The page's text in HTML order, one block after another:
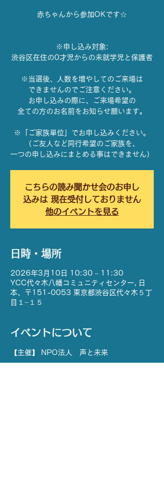
赤ちゃんから参加OKです☆
※申し込み対象:
渋谷区在住の0才児からの未就学児と保護者
※当選後、人数を増やしてのご来場は
できませんのでご注意ください。
お申し込みの際に、ご来場希望の
全ての方のお名前をお知らせ願います。
※「ご家族単位」でお申し込みください。
（ご友人など同行希望のご家族を、
一つの申し込みにまとめる事はできません）
こちらの読み聞かせ会のお申し
込みは 現在受付しておりません
他のイベントを見る
日時・場所
2026年3月10日 10:30 – 11:30
YCC代々木八幡コミュニティセンター, 日
本、〒151-0053 東京都渋谷区代々木５丁
目１−１５
イベントについて
【主催】 NPO法人　声と未来